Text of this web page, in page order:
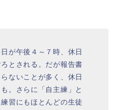
が午後４～７時、休日
とされる。だが報告書
ないことが多く、休日
。さらに「自主練」と
習にもほとんどの生徒